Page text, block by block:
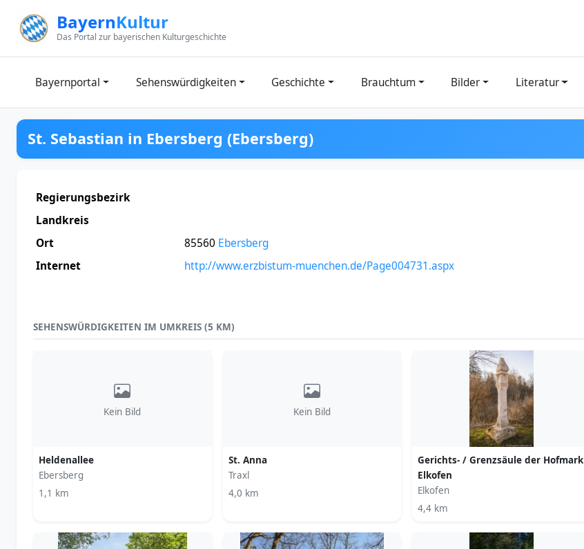
BayernKultur
Das Portal zur bayerischen Kulturgeschichte
Bayernportal Sehenswürdigkeiten Geschichte Brauchtum Bilder Literatur
St. Sebastian in Ebersberg (Ebersberg)
Regierungsbezirk
Landkreis
Ort
85560 Ebersberg
Internet
http://www.erzbistum-muenchen.de/Page004731.aspx
SEHENSWÜRDIGKEITEN IM UMKREIS (5 KM)
Kein Bild
Heldenallee
Ebersberg
1,1 km
Kein Bild
St. Anna
Traxl
4,0 km
Gerichts- / Grenzsäule der Hofmark
Elkofen
Elkofen
4,4 km